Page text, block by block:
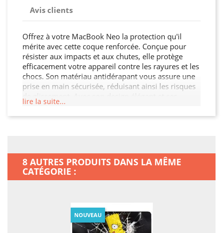
Avis clients
Offrez à votre MacBook Neo la protection qu'il
mérite avec cette coque renforcée. Conçue pour
résister aux impacts et aux chutes, elle protège
efficacement votre appareil contre les rayures et les
chocs. Son matériau antidérapant vous assure une
prise en main sécurisée, réduisant ainsi les risques
découpes précises, cette coque permet un accès
facile à tous les ports et boutons. Protégez votre
lire la suite...
8 AUTRES PRODUITS DANS LA MÊME
CATÉGORIE :
NOUVEAU